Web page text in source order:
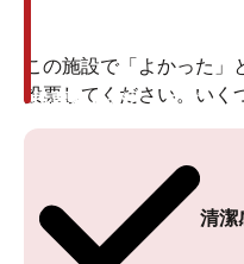
この施設で「よかった
投票してください。いく
清潔
投票ありがとうございま